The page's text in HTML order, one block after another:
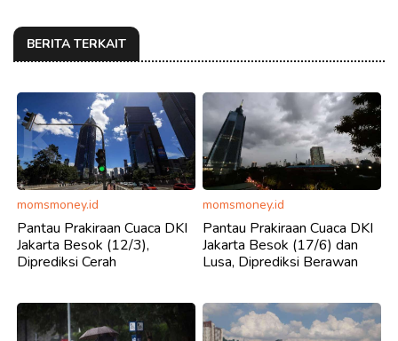
BERITA TERKAIT
momsmoney.id
Pantau Prakiraan Cuaca DKI
Jakarta Besok (12/3),
Diprediksi Cerah
momsmoney.id
Pantau Prakiraan Cuaca DKI
Jakarta Besok (17/6) dan
Lusa, Diprediksi Berawan